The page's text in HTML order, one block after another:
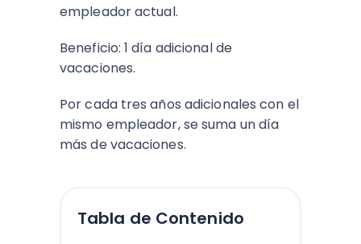
empleador actual.
Beneficio: 1 día adicional de
vacaciones.
Por cada tres años adicionales con el
mismo empleador, se suma un día
más de vacaciones.
Tabla de Contenido